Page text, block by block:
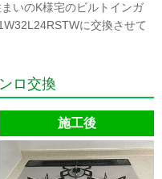
いのK様宅のビルトインガ
に交換させて
ロ交換
施工後